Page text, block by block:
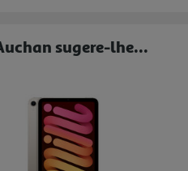
sugere-lhe...